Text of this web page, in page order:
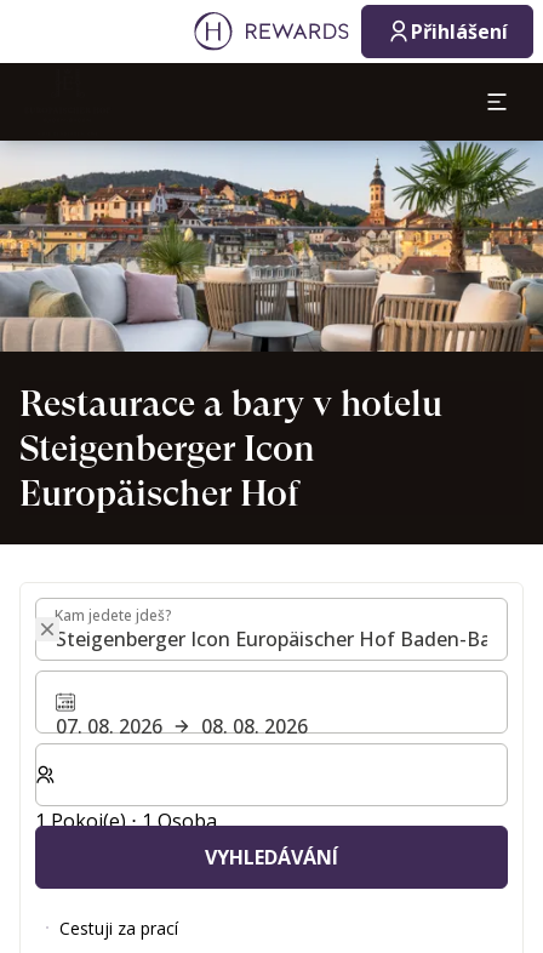
Přihlášení
Sklíčko 1 z 1
Restaurace a bary v hotelu
Steigenberger Icon
Europäischer Hof
08. 08. 2026
1 Pokoj(e) ⋅ 1 Osoba
Kam jedete jdeš?
Kam jedete jdeš?
07. 08. 2026
08. 08. 2026
Zvolte počet pokojů a hostů pro svůj pobyt
1 Pokoj(e) ⋅ 1 Osoba
VYHLEDÁVÁNÍ
Cestuji za prací